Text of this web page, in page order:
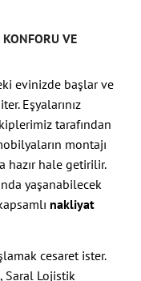
VE
evinizde başlar ve
Eşyalarınız
tarafından
montajı
hazır hale getirilir.
yaşanabilecek
nakliyat
cesaret ister.
Saral Lojistik